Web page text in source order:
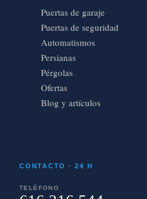
Puertas de garaje
Puertas de seguridad
Automatismos
Persianas
Pérgolas
Ofertas
Blog y artículos
CONTACTO · 24 H
TELÉFONO